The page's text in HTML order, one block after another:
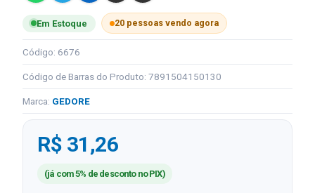
Em Estoque 20 pessoas vendo agora
Código: 6676
Código de Barras do Produto: 7891504150130
Marca: GEDORE
R$ 31,26
(já com 5% de desconto no PIX)